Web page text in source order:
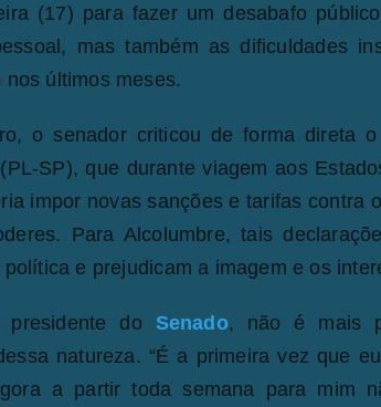
(17) para fazer um desabafo
mas também as dificuldades
nos últimos meses.
o senador criticou de forma direta o
SP), que durante viagem aos
impor novas sanções e tarifas contra
Para Alcolumbre, tais
política e prejudicam a imagem e os
presidente do Senado, não é mais
natureza. “É a primeira vez que
a partir toda semana para mim